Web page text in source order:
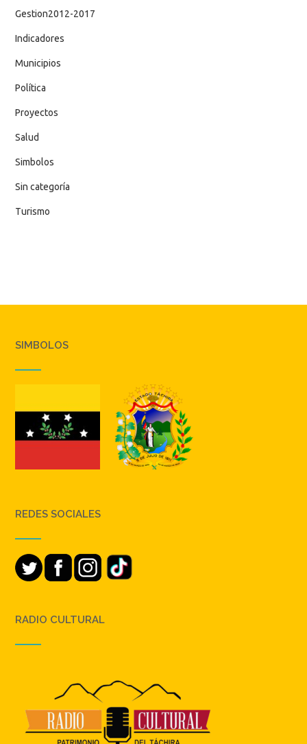
Gestion2012-2017
Indicadores
Municipios
Política
Proyectos
Salud
Simbolos
Sin categoría
Turismo
SIMBOLOS
REDES SOCIALES
RADIO CULTURAL